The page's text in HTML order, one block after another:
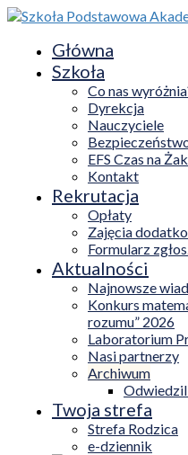
Główna
Szkoła
Co nas
Dyrekcja
Nauczyciele
EFS Czas na
Kontakt
Rekrutacja
Opłaty
Zajęcia
Formularz
Aktualności
Najnowsze
Konkurs
rozumu” 2026
Laboratorium
Nasi partnerzy
Archiwum
Twoja strefa
Strefa Rodzica
e-dziennik